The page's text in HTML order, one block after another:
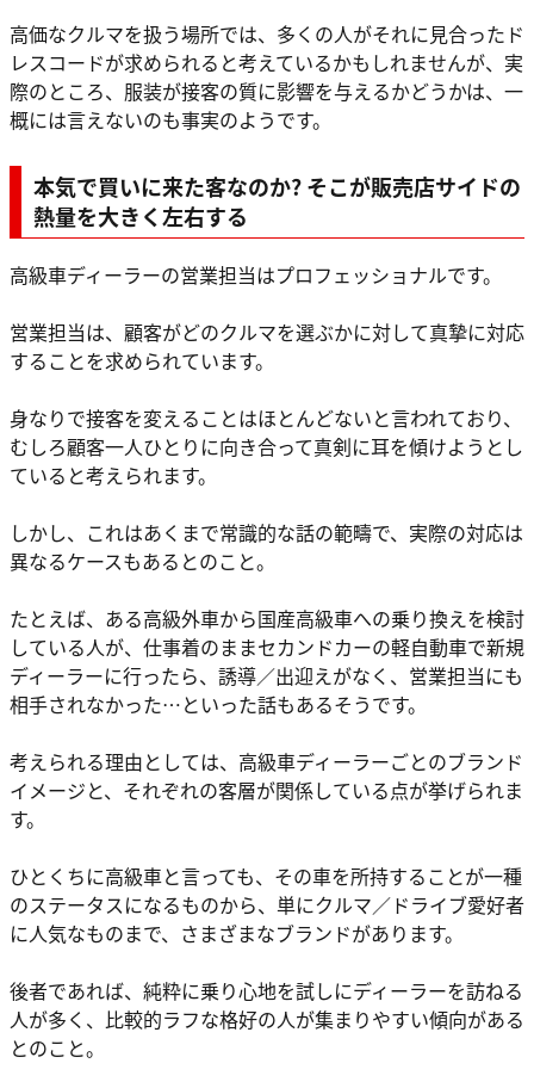
高価なクルマを扱う場所では、多くの人がそれに見合ったド
レスコードが求められると考えているかもしれませんが、実
際のところ、服装が接客の質に影響を与えるかどうかは、一
概には言えないのも事実のようです。
本気で買いに来た客なのか? そこが販売店サイドの
熱量を大きく左右する
高級車ディーラーの営業担当はプロフェッショナルです。
営業担当は、顧客がどのクルマを選ぶかに対して真摯に対応
することを求められています。
身なりで接客を変えることはほとんどないと言われており、
むしろ顧客一人ひとりに向き合って真剣に耳を傾けようとし
ていると考えられます。
しかし、これはあくまで常識的な話の範疇で、実際の対応は
異なるケースもあるとのこと。
たとえば、ある高級外車から国産高級車への乗り換えを検討
している人が、仕事着のままセカンドカーの軽自動車で新規
ディーラーに行ったら、誘導／出迎えがなく、営業担当にも
相手されなかった…といった話もあるそうです。
考えられる理由としては、高級車ディーラーごとのブランド
イメージと、それぞれの客層が関係している点が挙げられま
す。
ひとくちに高級車と言っても、その車を所持することが一種
のステータスになるものから、単にクルマ／ドライブ愛好者
に人気なものまで、さまざまなブランドがあります。
後者であれば、純粋に乗り心地を試しにディーラーを訪ねる
人が多く、比較的ラフな格好の人が集まりやすい傾向がある
とのこと。